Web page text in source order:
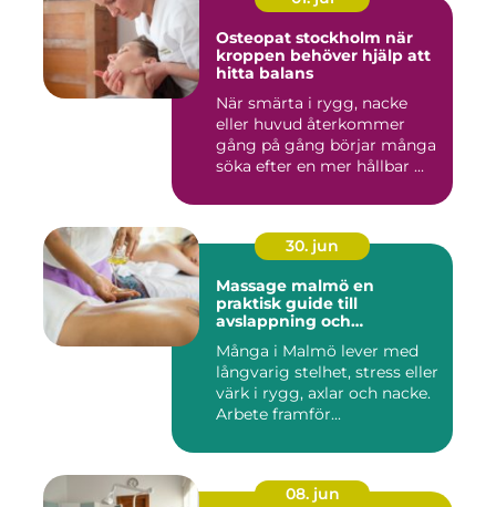
Osteopat stockholm när
kroppen behöver hjälp att
hitta balans
När smärta i rygg, nacke
eller huvud återkommer
gång på gång börjar många
söka efter en mer hållbar ...
30. jun
Massage malmö en
praktisk guide till
avslappning och
Många i Malmö lever med
långvarig stelhet, stress eller
värk i rygg, axlar och nacke.
Arbete framför...
08. jun